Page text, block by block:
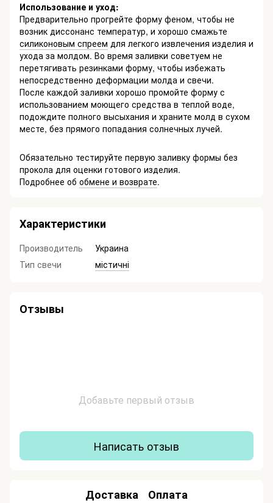
Использование и уход:
Предварительно прогрейте форму феном, чтобы не
возник диссонанс температур, и хорошо смажьте
силиконовым спреем для легкого извлечения изделия и
ухода за молдом. Во время заливки советуем не
перетягивать резинками форму, чтобы избежать
непосредственно деформации молда и свечи.
После каждой заливки хорошо промойте форму с
использованием моющего средства в теплой воде,
подождите полного высыхания и храните молд в сухом
месте, без прямого попадания солнечных лучей.
Обязательно тестируйте первую заливку формы без
прокола для оценки готового изделия.
Подробнее об обмене и возврате.
Характеристики
Производитель
Украина
Тип свечи
містичні
Отзывы
Добавьте первый отзыв
Написать отзыв
Доставка Оплата